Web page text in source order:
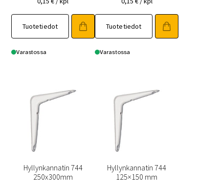
Tuotetiedot
Varastossa
Tuotetiedot
Varastossa
Hyllynkannatin 744
250x300mm
Hyllynkannatin 744
125×150 mm